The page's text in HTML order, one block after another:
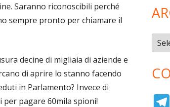
Saranno riconoscibili perché
sempre pronto per chiamare il
decine di migliaia di aziende e
di aprire lo stanno facendo
in Parlamento? Invece di
per pagare 60mila spioni!